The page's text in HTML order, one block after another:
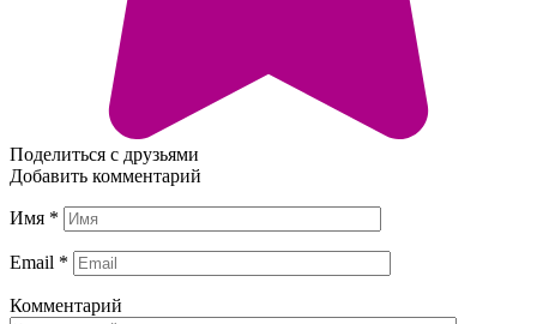
Поделиться с друзьями
Добавить комментарий
Имя *
Email *
Комментарий